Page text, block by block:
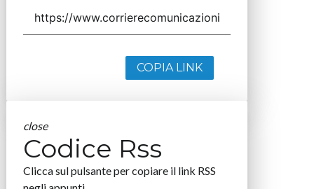
COPIA LINK
close
Codice Rss
Clicca sul pulsante per copiare il link RSS